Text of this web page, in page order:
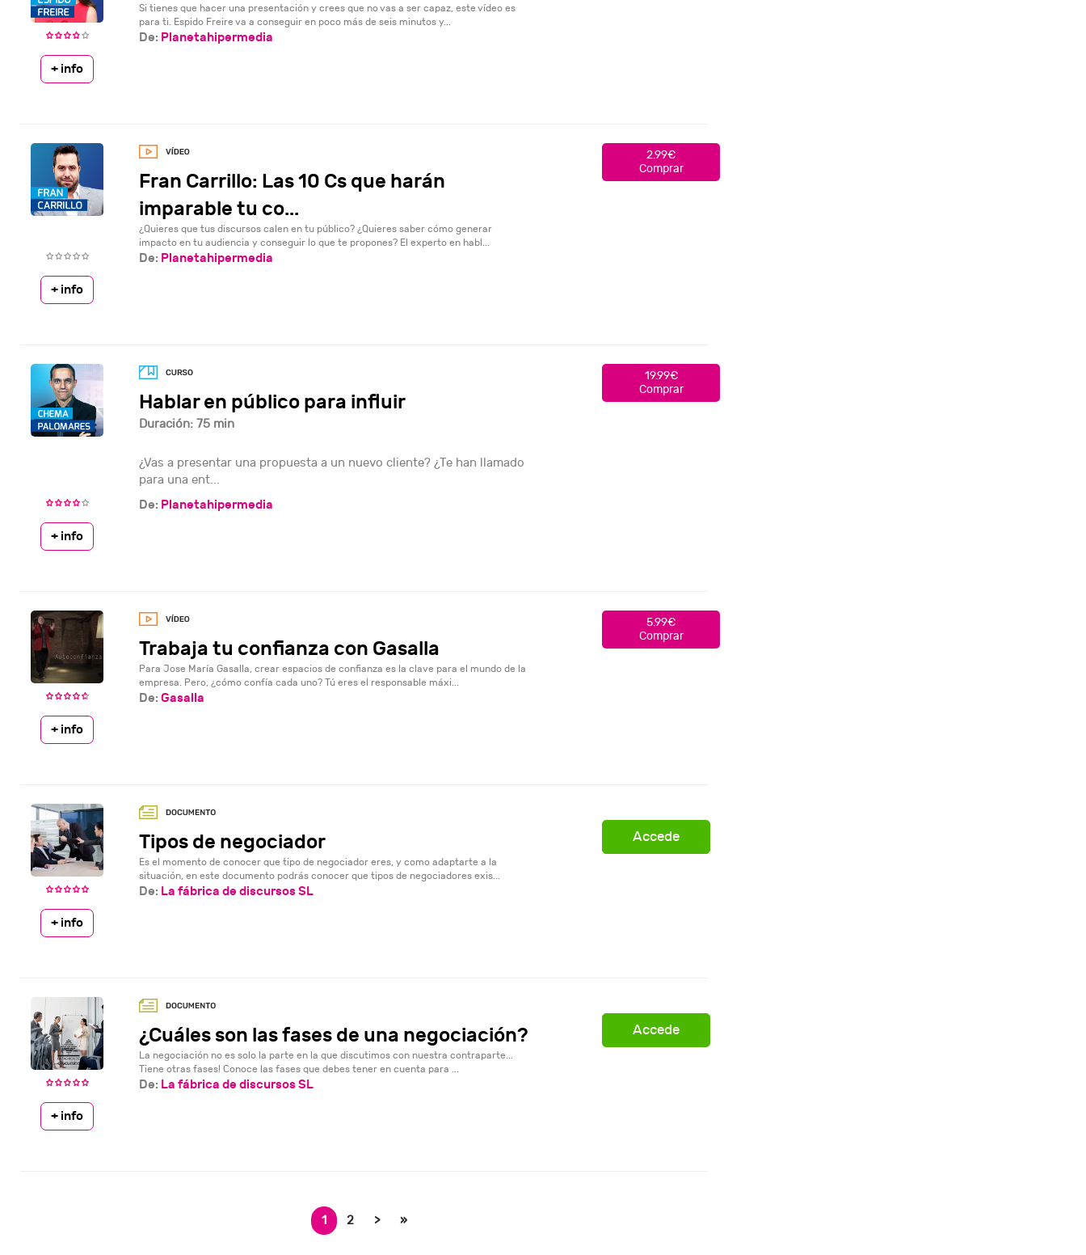
Si tienes que hacer una presentación y crees que no vas a ser capaz, este vídeo es
para ti. Espido Freire va a conseguir en poco más de seis minutos y...
+ info
De: Planetahipermedia
Fran Carrillo: Las 10 Cs que harán
imparable tu co...
¿Quieres que tus discursos calen en tu público? ¿Quieres saber cómo generar
impacto en tu audiencia y conseguir lo que te propones? El experto en habl...
2.99€
Comprar
+ info
De: Planetahipermedia
Hablar en público para influir
Duración: 75 min
¿Vas a presentar una propuesta a un nuevo cliente? ¿Te han llamado
para una ent...
19.99€
Comprar
+ info
De: Planetahipermedia
Trabaja tu confianza con Gasalla
Para Jose María Gasalla, crear espacios de confianza es la clave para el mundo de la
empresa. Pero, ¿cómo confía cada uno? Tú eres el responsable máxi...
5.99€
Comprar
+ info
De: Gasalla
Tipos de negociador
Es el momento de conocer que tipo de negociador eres, y como adaptarte a la
situación, en este documento podrás conocer que tipos de negociadores exis...
Accede
+ info
De: La fábrica de discursos SL
¿Cuáles son las fases de una negociación?
La negociación no es solo la parte en la que discutimos con nuestra contraparte...
Tiene otras fases! Conoce las fases que debes tener en cuenta para ...
Accede
+ info
De: La fábrica de discursos SL
1 2 > »